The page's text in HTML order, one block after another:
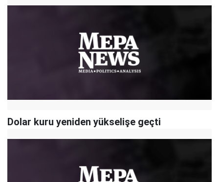
Dolar kuru yeniden yükselişe geçti